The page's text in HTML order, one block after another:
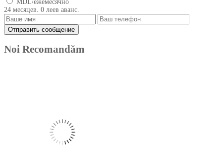
MDL/ежемесячно
24 месяцев. 0 леев аванс.
Noi Recomandăm